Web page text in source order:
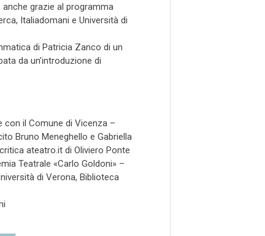
grazie al programma
Italiadomani e Università di
di Patricia Zanco di un
da un’introduzione di
con il Comune di Vicenza –
Bruno Meneghello e Gabriella
ateatro.it di Oliviero Ponte
Teatrale «Carlo Goldoni» –
di Verona, Biblioteca